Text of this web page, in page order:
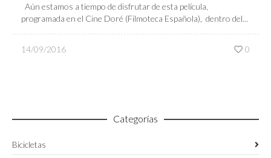
Aún estamos a tiempo de disfrutar de esta película,
programada en el Cine Doré (Filmoteca Española), dentro del...
14/09/2016 0
Categorías
Bicicletas